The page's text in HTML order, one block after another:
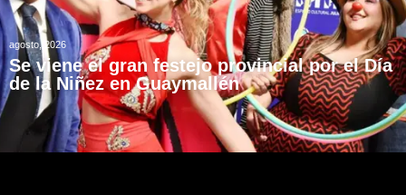
agosto, 2026
Se viene el gran festejo provincial por el Día
de la Niñez en Guaymallén